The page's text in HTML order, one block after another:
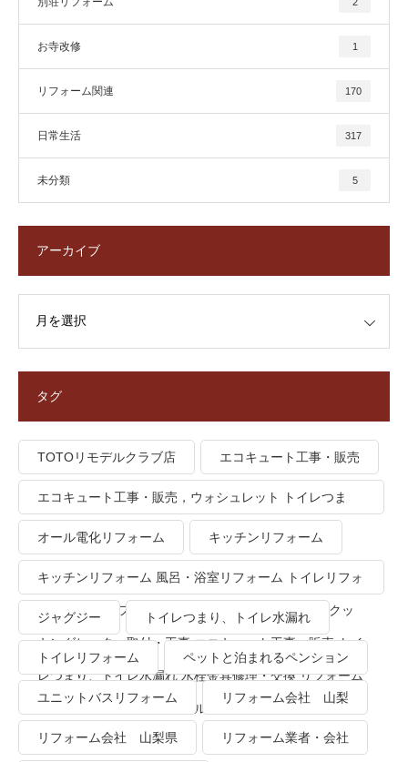
お寺改修 1
リフォーム関連 170
日常生活 317
未分類 5
アーカイブ
タグ
TOTOリモデルクラブ店 エコキュート工事・販売
エコキュート工事・販売，ウォシュレット トイレつま
り、トイレ水漏れ
オール電化リフォーム キッチンリフォーム
キッチンリフォーム 風呂・浴室リフォーム トイレリフォ
ーム 洗面所リフォーム オール電化リフォーム ＩＨクッ
キングヒーター取付・工事 エコキュート工事・販売 トイ
レつまり、トイレ水漏れ 水栓金具修理・交換 リフォーム
業者・会社 ＴＯＴＯリモデルクラブ
ジャグジー トイレつまり、トイレ水漏れ
トイレリフォーム ペットと泊まれるペンション
ユニットバスリフォーム リフォーム会社 山梨
リフォーム会社 山梨県 リフォーム業者・会社